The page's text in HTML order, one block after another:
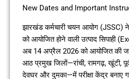
New Dates and Important
झारखंड कर्मचारी चयन आयोग (JSSC) ने
को आयोजित होने वाली उत्पाद सिपाही
अब 14 अप्रैल 2026 को आयोजित की
आठ प्रमुख जिलों—रांची, रामगढ़, खूंटी,
देवघर और दुमका—में परीक्षा केंद्र बनाए